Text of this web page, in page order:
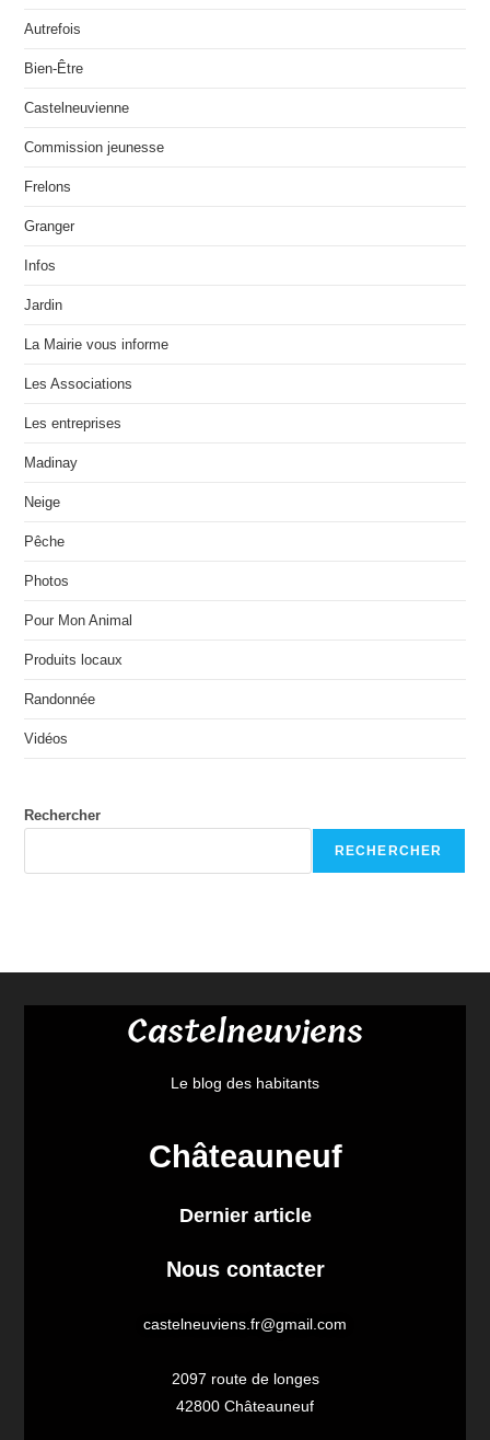
Autrefois
Bien-Être
Castelneuvienne
Commission jeunesse
Frelons
Granger
Infos
Jardin
La Mairie vous informe
Les Associations
Les entreprises
Madinay
Neige
Pêche
Photos
Pour Mon Animal
Produits locaux
Randonnée
Vidéos
Rechercher
RECHERCHER
Castelneuviens
Le blog des habitants
Châteauneuf
Dernier article
Nous contacter
castelneuviens.fr@gmail.com
2097 route de longes
42800 Châteauneuf